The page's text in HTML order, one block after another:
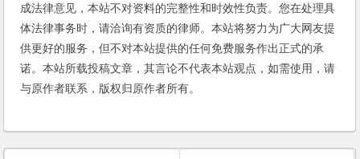
成法律意见，本站不对资料的完整性和时效性负责。您在处理具
体法律事务时，请洽询有资质的律师。本站将努力为广大网友提
供更好的服务，但不对本站提供的任何免费服务作出正式的承
诺。本站所载投稿文章，其言论不代表本站观点，如需使用，请
与原作者联系，版权归原作者所有。